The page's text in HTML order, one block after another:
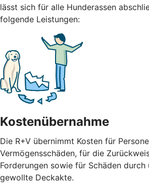
lässt sich für alle Hunderassen
folgende Leistungen:
Kostenübernahme
Die R+V übernimmt Kosten für
Vermögensschäden, für die
Forderungen sowie für Schäden
gewollte Deckakte.